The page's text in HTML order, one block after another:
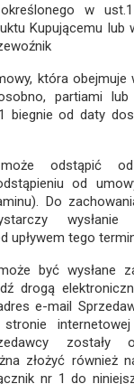
w
Kupującemu lub
która obejmuje
partiami
biegnie od daty
odstąpić od
od
Do
wysłanie
upływem tego
być wysłane
drogą
e-mail
złożyć również
nr 1 do